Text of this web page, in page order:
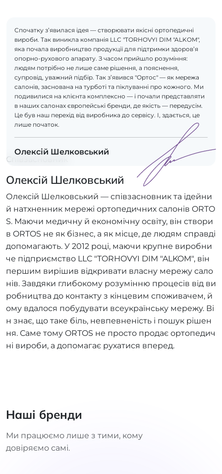
Спочатку з’явилася ідея — створювати якісні ортопедичні
вироби. Так виникла компанія LLC "TORHOVYI DIM "ALKOM",
яка почала виробництво продукції для підтримки здоров’я
опорно-рухового апарату. З часом прийшло розуміння:
людям потрібно не лише саме рішення, а пояснення,
супровід, уважний підбір. Так з’явився "Ортос" — як мережа
салонів, заснована на турботі та піклуванні про кожного. Ми
подивилися на клієнта комплексно — і почали представляти
в наших салонах європейські бренди, де якість — передусім.
Це був наш перехід від виробника до сервісу. І, здається, це
лише початок.
Олексій Шелковський
Співзасновник
Олексій Шелковський
Олексій Шелковський — співзасновник та ідейни
й натхненник мережі ортопедичних салонів ORTO
S. Маючи медичну й економічну освіту, він створи
в ORTOS не як бізнес, а як місце, де людям справді
допомагають. У 2012 році, маючи крупне виробни
че підприємство LLC "TORHOVYI DIM "ALKOM", він
першим вирішив відкривати власну мережу сало
нів. Завдяки глибокому розумінню процесів від ви
робництва до контакту з кінцевим споживачем, й
ому вдалося побудувати всеукраїнську мережу. Ві
н знає, що таке біль, невпевненість і пошук рішен
ня. Саме тому ORTOS не просто продає ортопедич
ні вироби, а допомагає рухатися вперед.
Наші бренди
Ми працюємо лише з тими, кому
довіряємо самі.